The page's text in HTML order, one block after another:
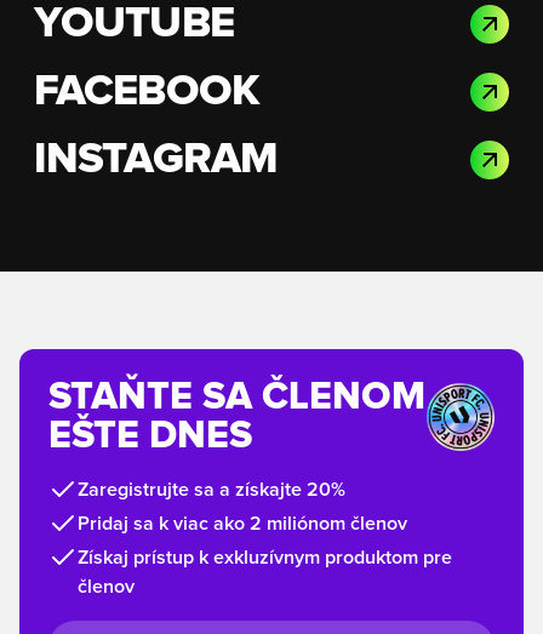
YOUTUBE
FACEBOOK
INSTAGRAM
STAŇTE SA ČLENOM
EŠTE DNES
Zaregistrujte sa a získajte 20%
Pridaj sa k viac ako 2 miliónom členov
Získaj prístup k exkluzívnym produktom pre
členov